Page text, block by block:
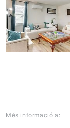
Més informació a: